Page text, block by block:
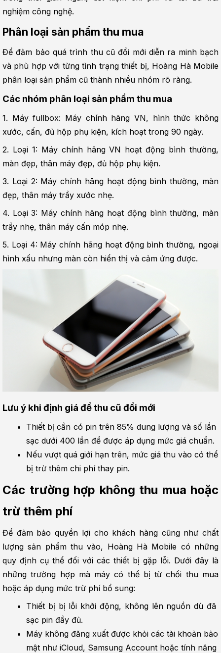
nghiệm công nghệ.
Phân loại sản phẩm thu mua
Để đảm bảo quá trình thu cũ đổi mới diễn ra minh bạch
và phù hợp với từng tình trạng thiết bị, Hoàng Hà Mobile
phân loại sản phẩm cũ thành nhiều nhóm rõ ràng.
Các nhóm phân loại sản phẩm thu mua
1. Máy fullbox: Máy chính hãng VN, hình thức không
xước, cấn, đủ hộp phụ kiện, kích hoạt trong 90 ngày.
2. Loại 1: Máy chính hãng VN hoạt động bình thường,
màn đẹp, thân máy đẹp, đủ hộp phụ kiện.
3. Loại 2: Máy chính hãng hoạt động bình thường, màn
đẹp, thân máy trầy xước nhẹ.
4. Loại 3: Máy chính hãng hoạt động bình thường, màn
trầy nhẹ, thân máy cấn móp nhẹ.
5. Loại 4: Máy chính hãng hoạt động bình thường, ngoại
hình xấu nhưng màn còn hiển thị và cảm ứng được.
Lưu ý khi định giá để thu cũ đổi mới
Thiết bị cần có pin trên 85% dung lượng và số lần
sạc dưới 400 lần để được áp dụng mức giá chuẩn.
Nếu vượt quá giới hạn trên, mức giá thu vào có thể
bị trừ thêm chi phí thay pin.
Các trường hợp không thu mua hoặc
trừ thêm phí
Để đảm bảo quyền lợi cho khách hàng cũng như chất
lượng sản phẩm thu vào, Hoàng Hà Mobile có những
quy định cụ thể đối với các thiết bị gặp lỗi. Dưới đây là
những trường hợp mà máy có thể bị từ chối thu mua
hoặc áp dụng mức trừ phí bổ sung:
Thiết bị bị lỗi khởi động, không lên nguồn dù đã
sạc pin đầy đủ.
Máy không đăng xuất được khỏi các tài khoản bảo
mật như iCloud, Samsung Account hoặc tính năng